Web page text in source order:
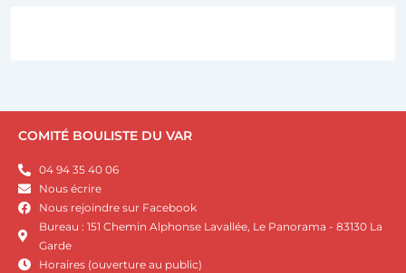
COMITÉ BOULISTE DU VAR
04 94 35 40 06
Nous écrire
Nous rejoindre sur Facebook
Bureau : 151 Chemin Alphonse Lavallée, Le Panorama - 83130 La
Garde
Horaires (ouverture au public)